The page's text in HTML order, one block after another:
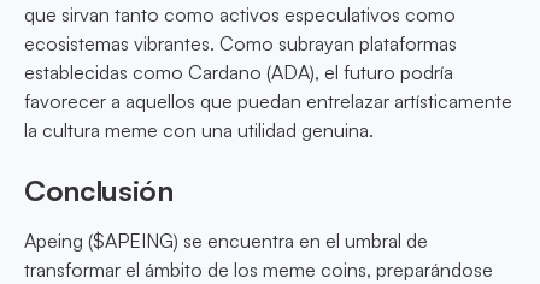
que sirvan tanto como activos especulativos como
ecosistemas vibrantes. Como subrayan plataformas
establecidas como Cardano (ADA), el futuro podría
favorecer a aquellos que puedan entrelazar artísticamente
la cultura meme con una utilidad genuina.
Conclusión
Apeing ($APEING) se encuentra en el umbral de
transformar el ámbito de los meme coins, preparándose